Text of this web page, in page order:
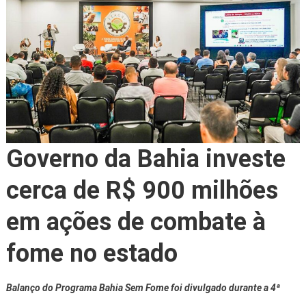
Governo da Bahia investe
cerca de R$ 900 milhões
em ações de combate à
fome no estado
Balanço do Programa Bahia Sem Fome foi divulgado durante a 4ª